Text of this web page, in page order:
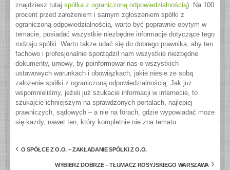
znajdziesz tutaj spółka z ograniczoną odpowiedzialnością). Na 100
procent przed założeniem i samym zgłoszeniem spółki z
ograniczoną odpowiedzialnością, warto być poprawnie obytym w
temacie, posiadać wszystkie niezbędne informacje dotyczące tego
rodzaju spółki. Warto także udać się do dobrego prawnika, aby ten
fachowo i profesjonalnie sporządził nam wszystkie niezbędne
dokumenty, umowy, by poinformował nas o wszystkich
ustawowych warunkach i obowiązkach, jakie niesie ze sobą
założenie spółki z ograniczoną odpowiedzialnością. Jak już
wspomnieliśmy, jeżeli już szukacie informacji w internecie, to
szukajcie ichniejszym na sprawdzonych portalach, najlepiej
prawniczych, sądowych – a nie na forach, gdzie wypowiadać może
się każdy, nawet ten, który kompletnie nie zna tematu.
‹ O SPÓŁCE Z O.O. – ZAKŁADANIE SPÓŁKI Z O.O.
WYBIERZ DOBRZE – TŁUMACZ ROSYJSKIEGO WARSZAWA ›